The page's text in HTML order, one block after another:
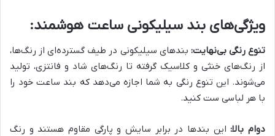
ویژگی‌های بند سیلیکونی ساعت هوشمند:
تنوع رنگی بی‌نهایت: بندهای سیلیکونی در طیف گسترده‌ای از رنگ‌ها،
از رنگ‌های خنثی و کلاسیک گرفته تا رنگ‌های شاد و فانتزی، تولید
می‌شوند. این تنوع رنگی به شما اجازه می‌دهد که بند ساعت خود را
با هر لباسی ست کنید.
دوام بالا:این بندها در برابر سایش و پارگی مقاوم هستند و رنگ